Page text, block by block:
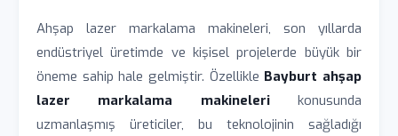
Ahşap lazer markalama makineleri, son yıllarda
endüstriyel üretimde ve kişisel projelerde büyük bir
öneme sahip hale gelmiştir. Özellikle Bayburt ahşap
lazer markalama makinelerikonusunda
uzmanlaşmış üreticiler, bu teknolojinin sağladığı